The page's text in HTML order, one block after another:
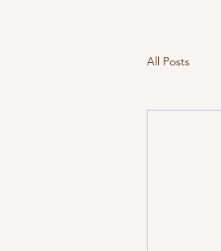
All Posts